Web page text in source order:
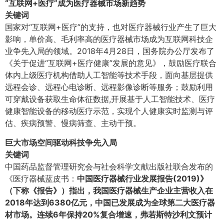
“互联网+医疗”成为医疗器械市场新趋势
关键词
国家对“互联网+医疗”的支持，也对医疗器械行业产生了巨大
影响，单价高、毛利率高的医疗器械市场成为互联网科技企
业争先入局的领域。2018年4月28日，国务院办公厅发布了
《关于促进“互联网+医疗健康”发展的意见》，鼓励医疗联合
体内上级医疗机构借助人工智能等技术手段，面向基层提供
远程会诊、远程心电诊断、远程影像诊断等服务；鼓励利用
可穿戴设备获取生命体征数据,开展基于人工智能技术、医疗
健康智能设备的移动医疗示范，实现个人健康实时监测与评
估、疾病预警、慢病筛查、主动干预。
巨大市场空间驱动科技争先入局
关键词
中国药品监督管理研究会与社会科学文献出版社联合发布的
《医疗器械蓝皮书： 中国医疗器械行业发展报告(2019)》
（下称《报告》）指出，我国医疗器械生产企业主营收入在
2018年达到6380亿元，中国已发展成为全球第二大医疗器
材市场。连续6年保持20%复合增速，弗若斯特沙利文预计